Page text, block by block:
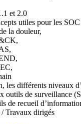
et 2.0
utiles pour les SOC
la douleur,
les différents niveaux
outils de surveillance
de recueil
/ Travaux dirigés